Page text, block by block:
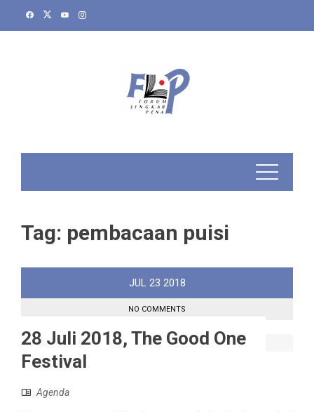
Tag: pembacaan puisi
JUL 23 2018
NO COMMENTS
28 Juli 2018, The Good One
Festival
Agenda